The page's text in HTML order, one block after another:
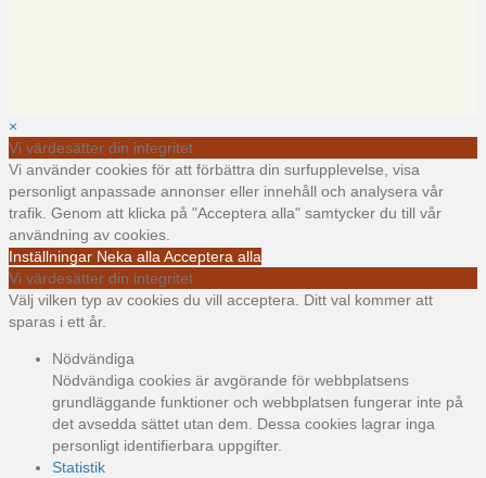
×
Vi värdesätter din integritet
Vi använder cookies för att förbättra din surfupplevelse, visa
personligt anpassade annonser eller innehåll och analysera vår
trafik. Genom att klicka på "Acceptera alla" samtycker du till vår
användning av cookies.
Inställningar Neka alla Acceptera alla
Vi värdesätter din integritet
Välj vilken typ av cookies du vill acceptera. Ditt val kommer att
sparas i ett år.
Nödvändiga
Nödvändiga cookies är avgörande för webbplatsens
grundläggande funktioner och webbplatsen fungerar inte på
det avsedda sättet utan dem. Dessa cookies lagrar inga
personligt identifierbara uppgifter.
Statistik